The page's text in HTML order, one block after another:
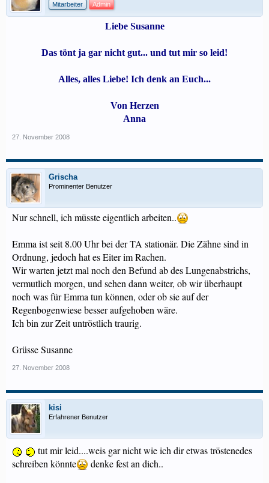
Mitarbeiter
Admin
Liebe Susanne
Das tönt ja gar nicht gut... und tut mir so leid!
Alles, alles Liebe! Ich denk an Euch...
Von Herzen
Anna
27. November 2008
Grischa
Prominenter Benutzer
Nur schnell, ich müsste eigentlich arbeiten..
Emma ist seit 8.00 Uhr bei der TA stationär. Die Zähne sind in
Ordnung, jedoch hat es Eiter im Rachen.
Wir warten jetzt mal noch den Befund ab des Lungenabstrichs,
vermutlich morgen, und sehen dann weiter, ob wir überhaupt
noch was für Emma tun können, oder ob sie auf der
Regenbogenwiese besser aufgehoben wäre.
Ich bin zur Zeit untröstlich traurig.
Grüsse Susanne
27. November 2008
kisi
Erfahrener Benutzer
tut mir leid....weis gar nicht wie ich dir etwas tröstenedes
schreiben könnte
denke fest an dich..